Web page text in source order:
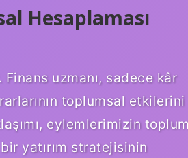
Hesaplaması
uzmanı, sadece kâr
toplumsal etkilerini
eylemlerimizin
yatırım stratejisinin